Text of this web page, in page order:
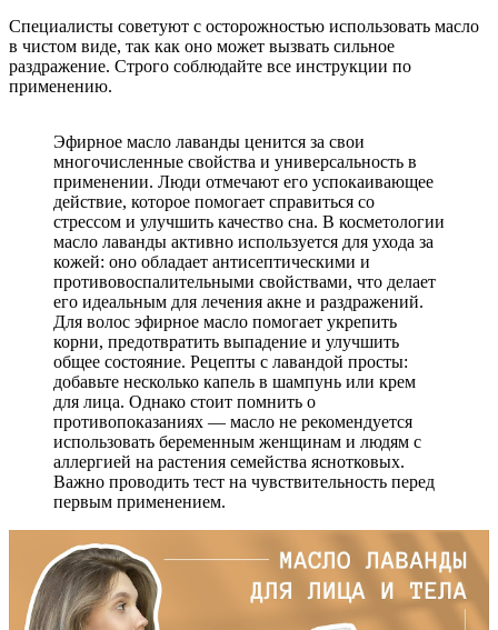
Специалисты советуют с осторожностью использовать масло
в чистом виде, так как оно может вызвать сильное
раздражение. Строго соблюдайте все инструкции по
применению.
Эфирное масло лаванды ценится за свои
многочисленные свойства и универсальность в
применении. Люди отмечают его успокаивающее
действие, которое помогает справиться со
стрессом и улучшить качество сна. В косметологии
масло лаванды активно используется для ухода за
кожей: оно обладает антисептическими и
противовоспалительными свойствами, что делает
его идеальным для лечения акне и раздражений.
Для волос эфирное масло помогает укрепить
корни, предотвратить выпадение и улучшить
общее состояние. Рецепты с лавандой просты:
добавьте несколько капель в шампунь или крем
для лица. Однако стоит помнить о
противопоказаниях — масло не рекомендуется
использовать беременным женщинам и людям с
аллергией на растения семейства яснотковых.
Важно проводить тест на чувствительность перед
первым применением.